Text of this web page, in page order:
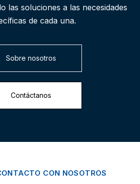
las soluciones a las necesidades
de cada una.
Sobre nosotros
Contáctanos
CON NOSOTROS